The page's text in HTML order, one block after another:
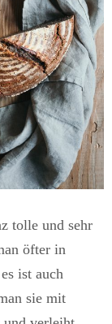
tolle und sehr
öfter in
ist auch
sie mit